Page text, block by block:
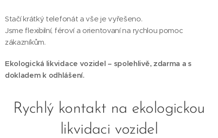
Stačí krátký telefonát a vše je vyřešeno.
Jsme flexibilní, féroví a orientovaní na rychlou pomoc
zákazníkům.
Ekologická likvidace vozidel – spolehlivě, zdarma a s
dokladem k odhlášení.
Rychlý kontakt na ekologickou
likvidaci vozidel